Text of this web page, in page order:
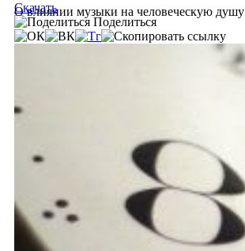
О влиянии музыки на человеческую душу
Скачать
Поделиться